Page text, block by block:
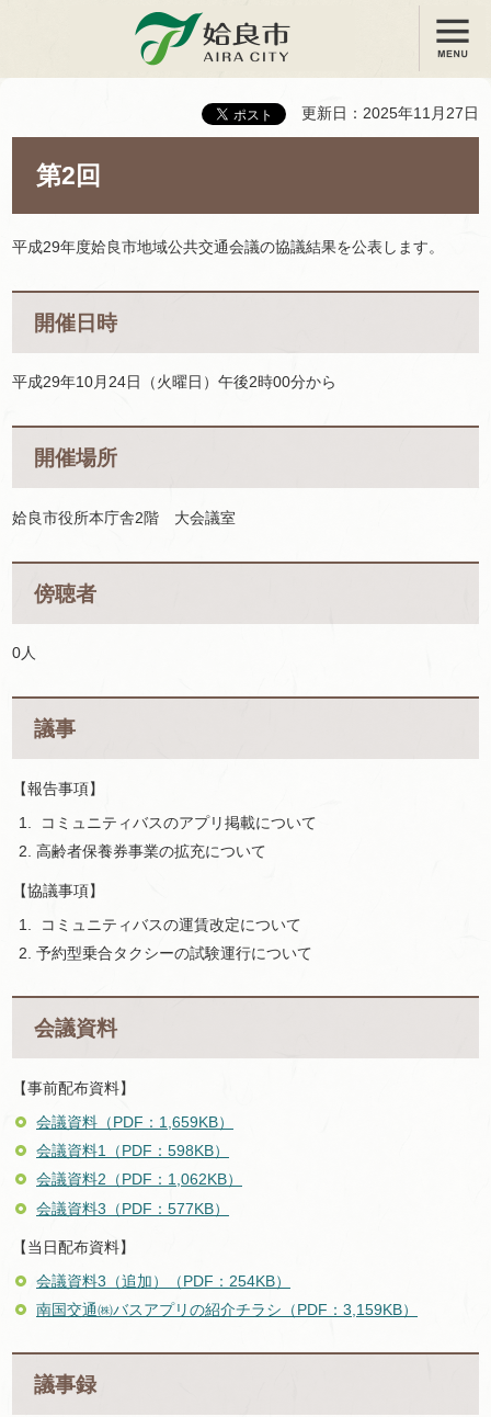
姶良市 メニュー
更新日：2025年11月27日
第2回
平成29年度姶良市地域公共交通会議の協議結果を公表します。
開催日時
平成29年10月24日（火曜日）午後2時00分から
開催場所
姶良市役所本庁舎2階 大会議室
傍聴者
0人
議事
【報告事項】
コミュニティバスのアプリ掲載について
高齢者保養券事業の拡充について
【協議事項】
コミュニティバスの運賃改定について
予約型乗合タクシーの試験運行について
会議資料
【事前配布資料】
会議資料（PDF：1,659KB）
会議資料1（PDF：598KB）
会議資料2（PDF：1,062KB）
会議資料3（PDF：577KB）
【当日配布資料】
会議資料3（追加）（PDF：254KB）
南国交通㈱バスアプリの紹介チラシ（PDF：3,159KB）
議事録